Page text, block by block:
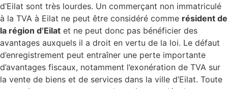
d’Eilat sont très lourdes. Un commerçant non immatriculé
à la TVA à Eilat ne peut être considéré comme résident de
la région d’Eilat et ne peut donc pas bénéficier des
avantages auxquels il a droit en vertu de la loi. Le défaut
d’enregistrement peut entraîner une perte importante
d’avantages fiscaux, notamment l’exonération de TVA sur
la vente de biens et de services dans la ville d’Eilat. Toute